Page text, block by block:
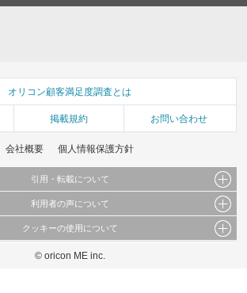
オリコン顧客満足度調査とは
掲載規約 お問い合わせ
会社概要 個人情報保護方針
引用・転載について
情報（文字、写真、イラスト、画像データ等）及びこれらの配
可なく無断転載・複製などの二次利用を行うことは固く禁じて
利用者の声について
容はすべてサービスの利用者が提出された見解・感想です。
ことをご理解いただいた上でご覧ください。
クッキーの使用について
使用して、ユーザーに合わせたコンテンツや広告の表示、ソー
© oricon ME inc.